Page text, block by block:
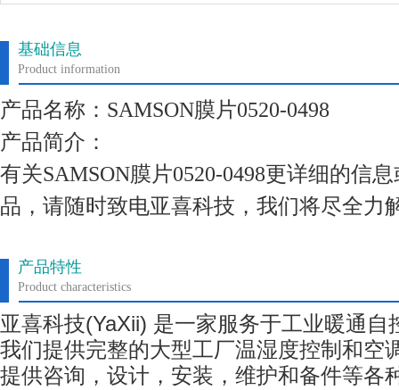
基础信息
Product information
产品名称：SAMSON膜片0520-0498
产品简介：
有关SAMSON膜片0520-0498更详细的信
品，请随时致电亚喜科技，我们将尽全力
产品特性
Product characteristics
亚喜科技(YaXii) 是一家服务于工业暖通自
我们提供完整的大型工厂温湿度控制和空
提供咨询，设计，安装，维护和备件等各